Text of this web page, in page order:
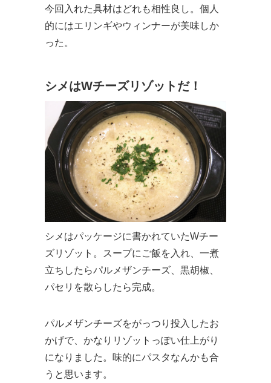
今回入れた具材はどれも相性良し。個人
的にはエリンギやウィンナーが美味しか
った。
シメはWチーズリゾットだ！
シメはパッケージに書かれていたWチー
ズリゾット。スープにご飯を入れ、一煮
立ちしたらパルメザンチーズ、黒胡椒、
パセリを散らしたら完成。
パルメザンチーズをがっつり投入したお
かげで、かなりリゾットっぽい仕上がり
になりました。味的にパスタなんかも合
うと思います。